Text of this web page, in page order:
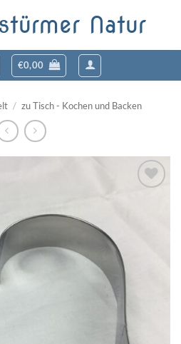
Natur
€0,00
/ zu Tisch - Kochen und Backen